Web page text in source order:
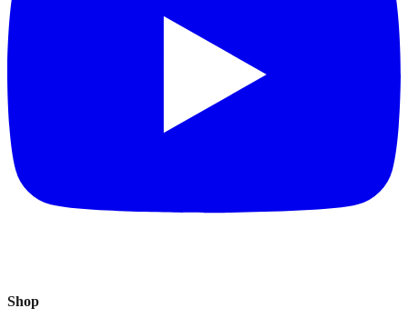
Shop